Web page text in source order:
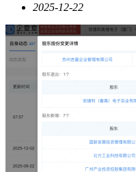
2025-12-22